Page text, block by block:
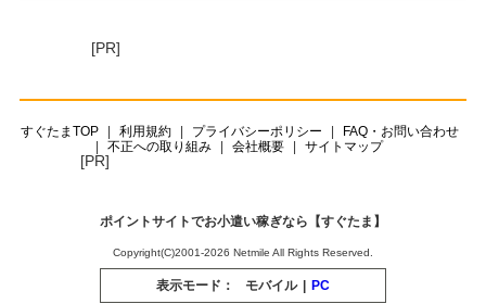
[PR]
すぐたまTOP 利用規約 プライバシーポリシー
FAQ・お問い合わせ
不正への取り組み
会社概要 サイトマップ
[PR]
ポイントサイトでお小遣い稼ぎなら【すぐたま】
Copyright(C)2001-2026 Netmile All Rights Reserved.
表示モード： モバイル PC